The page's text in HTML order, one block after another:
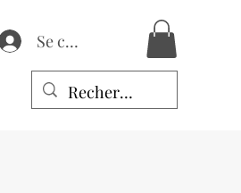
Se connecter